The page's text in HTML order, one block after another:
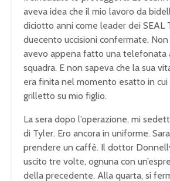
aveva idea che il mio lavoro da
diciotto anni come leader dei SEAL
duecento uccisioni confermate. Non
avevo appena fatto una telefonata
squadra. E non sapeva che la sua
era finita nel momento esatto in
grilletto su mio figlio.
La sera dopo l’operazione, mi
di Tyler. Ero ancora in uniforme.
prendere un caffè. Il dottor
uscito tre volte, ognuna con
della precedente. Alla quarta, si